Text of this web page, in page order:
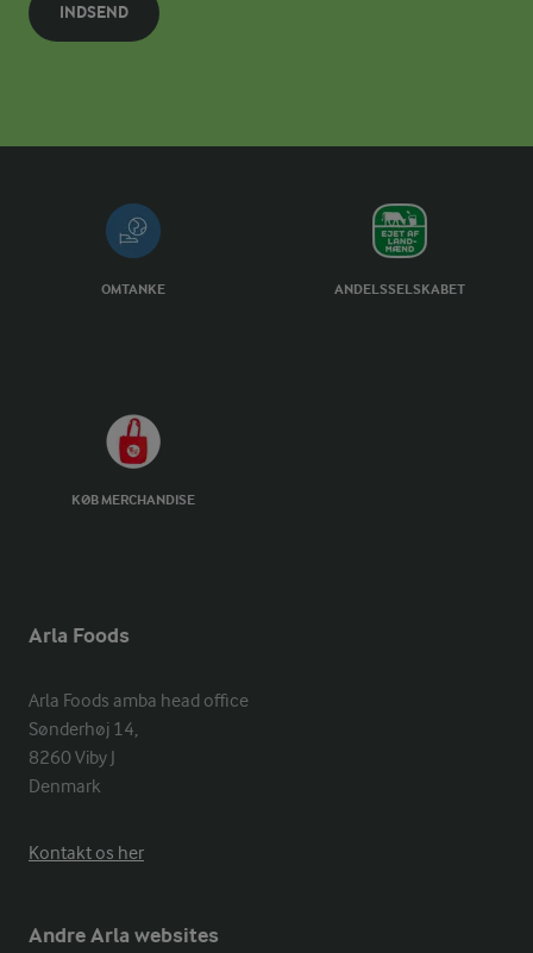
INDSEND
OMTANKE ANDELSSELSKABET
KØB MERCHANDISE
Arla Foods
Arla Foods amba head office
Sønderhøj 14,
8260 Viby J
Denmark
Kontakt os her
Andre Arla websites